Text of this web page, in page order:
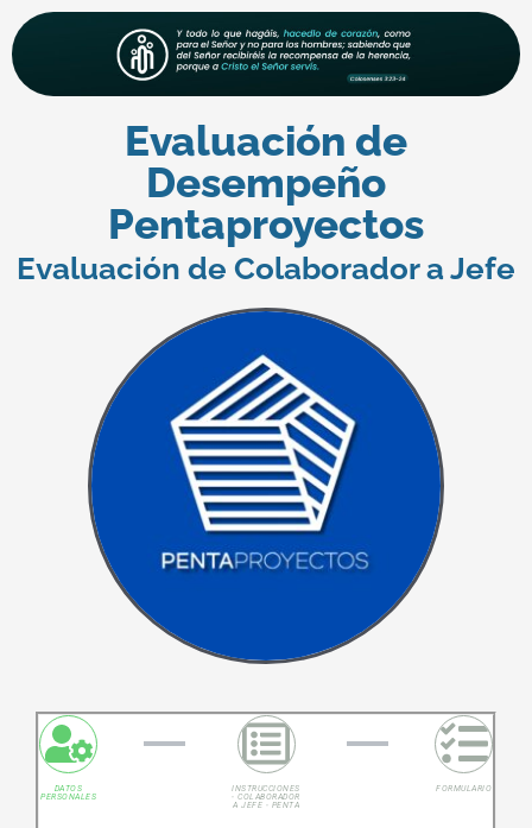
Evaluación de
Desempeño
Pentaproyectos
Evaluación de Colaborador a Jefe
DATOS
PERSONALES
INSTRUCCIONES
- COLABORADOR
A JEFE - PENTA
FORMULARIO